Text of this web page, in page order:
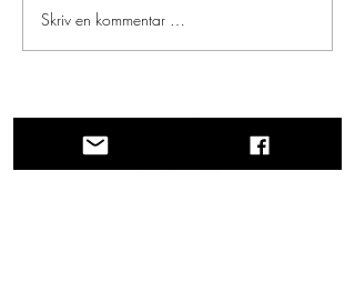
Skriv en kommentar …